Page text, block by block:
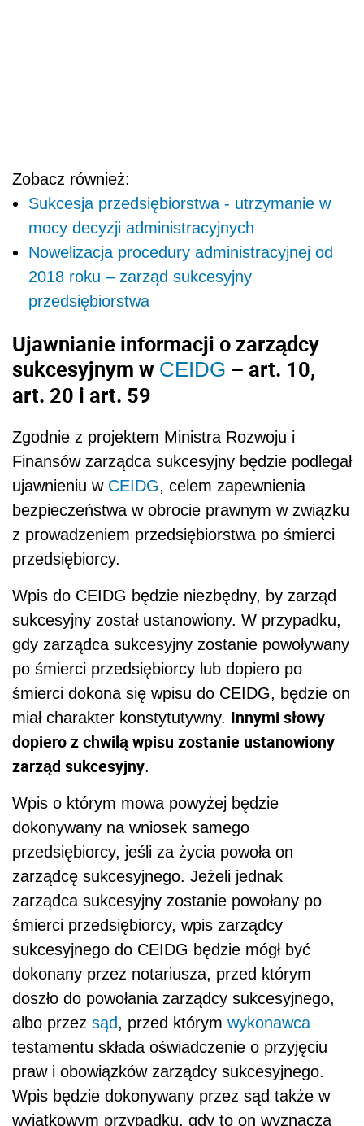
art. 20 i art. 59
Zgodnie z projektem Ministra Rozwoju i
Finansów zarządca sukcesyjny będzie podlegał
ujawnieniu w
CEIDG
, celem zapewnienia
bezpieczeństwa w obrocie prawnym w związku
z prowadzeniem przedsiębiorstwa po śmierci
przedsiębiorcy.
Wpis do CEIDG będzie niezbędny, by zarząd
sukcesyjny został ustanowiony. W przypadku,
po śmierci przedsiębiorcy lub dopiero po
śmierci dokona się wpisu do CEIDG, będzie on
miał charakter konstytutywny. Innymi słowy
dopiero z chwilą wpisu zostanie ustanowiony
zarząd sukcesyjny
dokonywany na wniosek samego
przedsiębiorcy, jeśli za życia powoła on
zarządcę sukcesyjnego. Jeżeli jednak
zarządca sukcesyjny zostanie powołany po
śmierci przedsiębiorcy, wpis zarządcy
sukcesyjnego do CEIDG będzie mógł być
dokonany przez notariusza, przed którym
doszło do powołania zarządcy sukcesyjnego,
albo przezsąd , przed którym wykonawca
testamentu składa oświadczenie o przyjęciu
praw i obowiązków zarządcy sukcesyjnego.
Wpis będzie dokonywany przez sąd także w
wyjątkowym przypadku, gdy to on wyznacza
zarządcę sukcesyjnego w następstwie
odwołanego zarządcy sukcesyjnego.